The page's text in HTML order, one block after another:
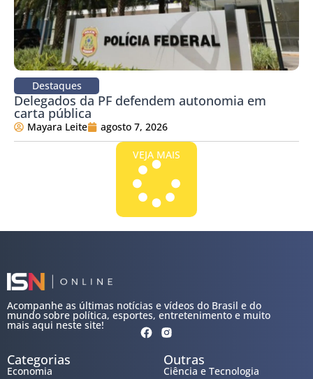
Destaques
Delegados da PF defendem autonomia em
carta pública
Mayara Leite agosto 7, 2026
VEJA MAIS
Acompanhe as últimas notícias e vídeos do Brasil e do
mundo sobre política, esportes, entretenimento e muito
mais aqui neste site!
Categorias
Economia
Outras
Ciência e Tecnologia